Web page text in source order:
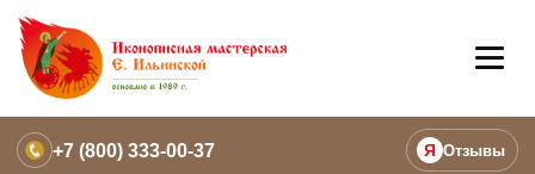
+7 (800) 333-00-37 Я Отзывы